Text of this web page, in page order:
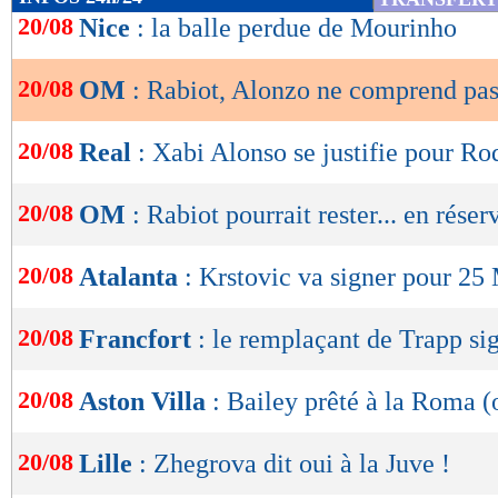
de
OK
20/08 Nice : la balle perdue de Mourinho
20/08 OM : Rabiot, Alonzo ne comprend pas
20/08 Real : Xabi Alonso se justifie pour
20/08 OM : Rabiot pourrait rester... en
20/08 Atalanta : Krstovic va signer pour 25
20/08 Francfort : le remplaçant de Trapp
20/08 Aston Villa : Bailey prêté à la Roma
20/08 Lille : Zhegrova dit oui à la Juve !